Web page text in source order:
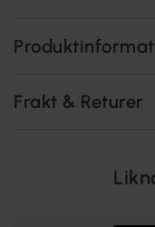
Frakt & Returer